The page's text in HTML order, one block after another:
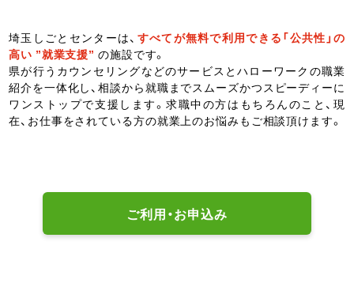
埼玉しごとセンターは、 すべてが無料で利用できる「公共性」の
高い ”就業支援” の施設です。
県が行うカウンセリングなどのサービスとハローワークの職業
紹介を一体化し、相談から就職までスムーズかつスピーディーに
ワンストップで支援します。求職中の方はもちろんのこと、現
在、お仕事をされている方の就業上のお悩みもご相談頂けます。
ご利用・お申込み